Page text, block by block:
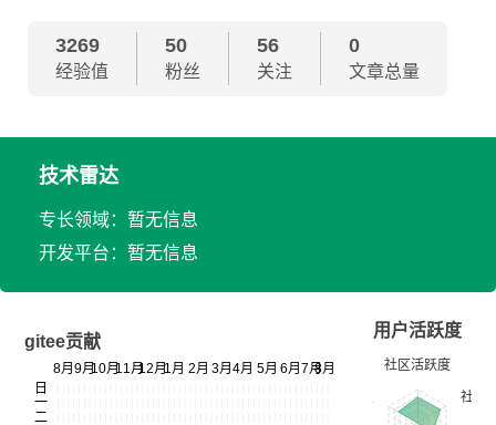
3269
经验值
50
粉丝
56
关注
0
文章总量
技术雷达
专长领域：暂无信息
开发平台：暂无信息
gitee贡献
用户活跃度